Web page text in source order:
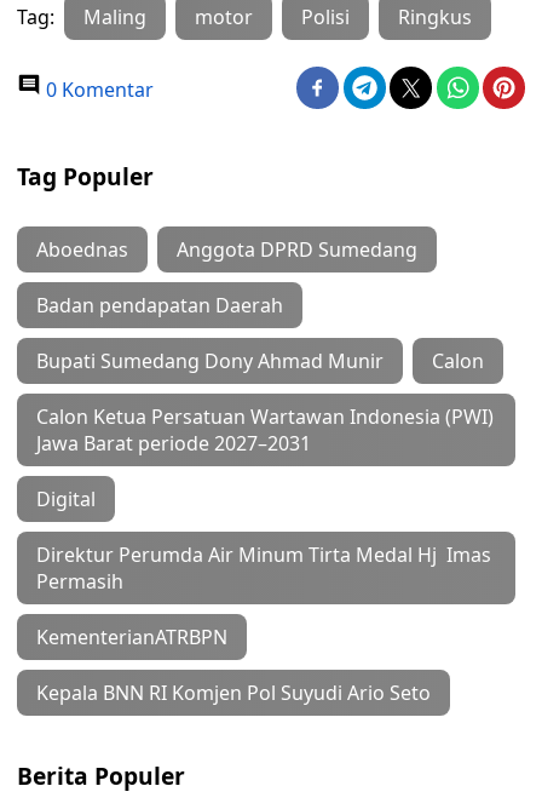
Tag: Maling motor Polisi Ringkus
0 Komentar
Tag Populer
Aboednas Anggota DPRD Sumedang
Badan pendapatan Daerah
Bupati Sumedang Dony Ahmad Munir Calon
Calon Ketua Persatuan Wartawan Indonesia (PWI)
Jawa Barat periode 2027–2031
Digital
Direktur Perumda Air Minum Tirta Medal Hj Imas
Permasih
KementerianATRBPN
Kepala BNN RI Komjen Pol Suyudi Ario Seto
Berita Populer